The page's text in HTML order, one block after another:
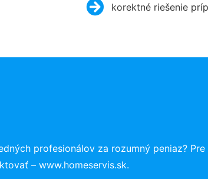
korektné riešenie
profesionálov za rozumný peniaz? Pre
– www.homeservis.sk.